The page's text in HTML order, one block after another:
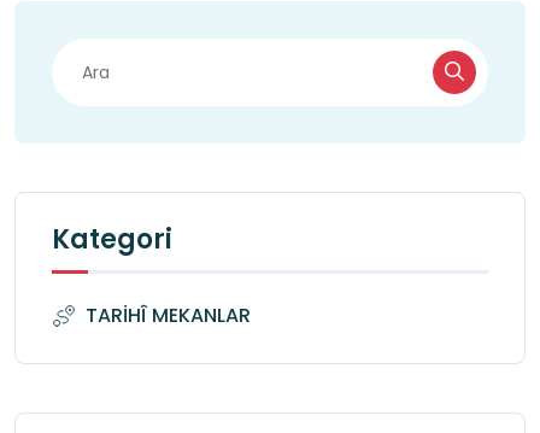
Kategori
TARİHÎ MEKANLAR